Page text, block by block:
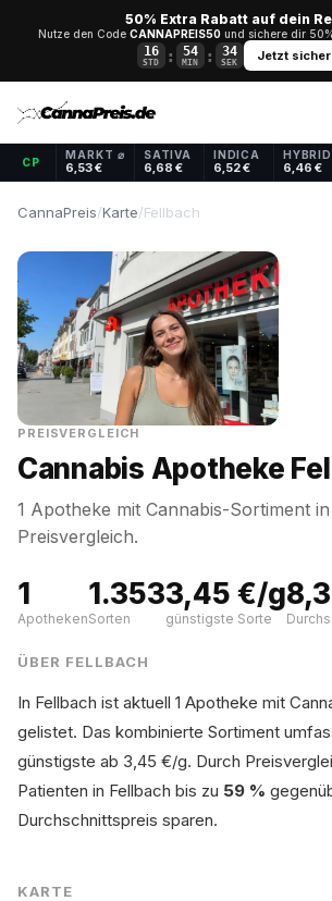
50% Extra Rabatt auf dein
Nutze den Code CANNAPREIS50und sichere dir
16
STD : 54
MIN : 34
SEK Jetzt
CP
MARKT ⌀
6,53 €
SATIVA
6,68 €
INDICA
6,52 €
HYBRID
6,46 €
CannaPreis/Karte/Fellbach
PREISVERGLEICH
Cannabis Apotheke
1 Apotheke mit Cannabis-Sortiment
Preisvergleich.
1
Apotheken
1.353
Sorten
3,45 €/g
günstigste Sorte
ÜBER FELLBACH
In Fellbach ist aktuell 1 Apotheke mit
gelistet. Das kombinierte Sortiment
günstigste ab 3,45 €/g. Durch
Patienten in Fellbach bis zu 59 %
Durchschnittspreis sparen.
KARTE